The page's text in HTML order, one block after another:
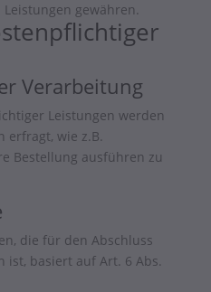
gewähren.
Verarbeitung
Leistungen werden
erfragt, wie z.B.
Bestellung ausführen zu
die für den Abschluss
ist, basiert auf Art. 6 Abs.